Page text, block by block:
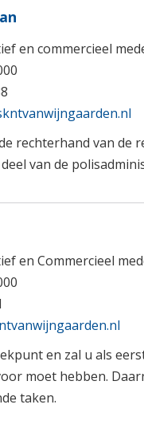
en commercieel
rechterhand van de
van de
en Commercieel
en zal u als
moet hebben.
taken.